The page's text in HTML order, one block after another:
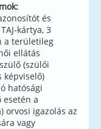
és
kártya, 3
a területileg
ellátás
(szülői
képviselő)
hatósági
esetén a
orvosi igazolás az
vagy